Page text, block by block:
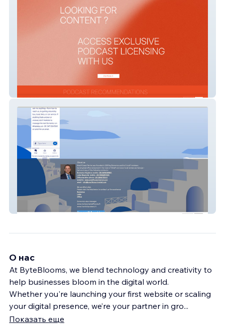
RETELL Podcast Hub
AmalfiRental Support
О нас
At ByteBlooms, we blend technology and creativity to
help businesses bloom in the digital world.
Whether you're launching your first website or scaling
your digital presence, we’re your partner in gro...
Показать еще